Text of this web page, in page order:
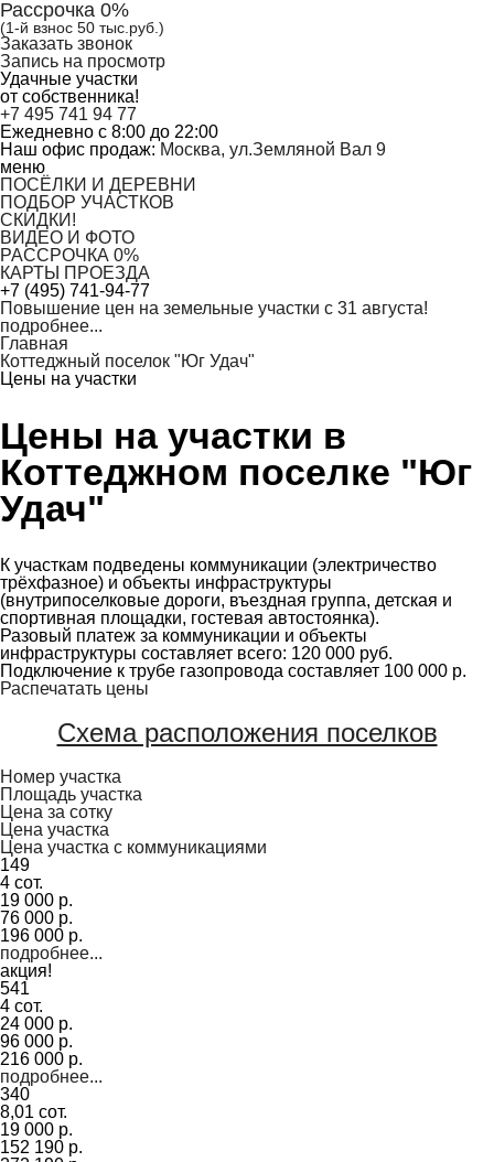
Рассрочка 0%
(1-й взнос 50 тыс.руб.)
Заказать звонок
Запись на просмотр
Удачные участки
от собственника!
+7 495 741 94 77
Ежедневно с 8:00 до 22:00
Наш офис продаж: Москва, ул.Земляной Вал 9
меню
ПОСЁЛКИ И ДЕРЕВНИ
ПОДБОР УЧАСТКОВ
СКИДКИ!
ВИДЕО И ФОТО
РАССРОЧКА 0%
КАРТЫ ПРОЕЗДА
+7 (495) 741-94-77
Повышение цен на земельные участки с 31 августа!
подробнее...
Главная
Коттеджный поселок "Юг Удач"
Цены на участки
Цены на участки в
Коттеджном поселке "Юг
Удач"
К участкам подведены коммуникации (электричество
трёхфазное) и объекты инфраструктуры
(внутрипоселковые дороги, въездная группа, детская и
спортивная площадки, гостевая автостоянка).
Разовый платеж за коммуникации и объекты
инфраструктуры составляет всего: 120 000 руб.
Подключение к трубе газопровода составляет 100 000 р.
Распечатать цены
Схема расположения поселков
Номер участка
Площадь участка
Цена за сотку
Цена участка
Цена участка с коммуникациями
149
4 сот.
19 000 р.
76 000 р.
196 000 р.
подробнее...
акция!
541
4 сот.
24 000 р.
96 000 р.
216 000 р.
подробнее...
340
8,01 сот.
19 000 р.
152 190 р.